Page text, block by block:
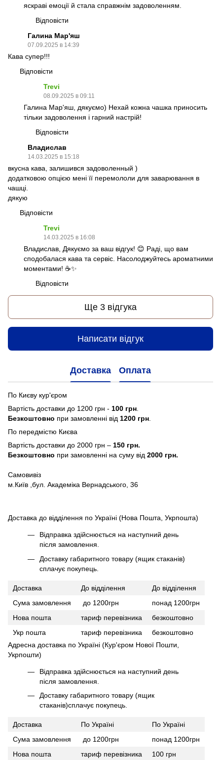
яскраві емоції й стала справжнім задоволенням.
Відповісти
Галина Мар'яш
07.09.2025 в 14:39
Кава супер!!!
Відповісти
Trevi
08.09.2025 в 09:11
Галина Мар'яш, дякуємо) Нехай кожна чашка приносить
тільки задоволення і гарний настрій!
Відповісти
Владислав
14.03.2025 в 15:18
вкусна кава, залишився задоволенный )
додатковою опцією мені її перемололи для заварювання в
чашці.
дякую
Відповісти
Trevi
14.03.2025 в 16:08
Владислав, Дякуємо за ваш відгук! 😊 Раді, що вам
сподобалася кава та сервіс. Насолоджуйтесь ароматними
моментами! ☕✨
Відповісти
Ще 3 відгука
Написати відгук
Доставка Оплата
По Києву кур'єром
Вартість доставки до 1200 грн - 100 грн.
Безкоштовно при замовленні від 1200 грн.
По передмістю Києва
Вартість доставки до 2000 грн – 150 грн.
Безкоштовно при замовленні на суму від 2000 грн.
Самовивіз
м.Київ ,бул. Академіка Вернадського, 36
Доставка до відділення по Україні (Нова Пошта, Укрпошта)
Відправка здійснюється на наступний день
після замовлення.
Доставку габаритного товару (ящик стаканів)
сплачує покупець.
Доставка До відділення
До відділення
Сума замовлення
до 1200грн
понад 1200грн
Нова пошта
тариф перевізника
безкоштовно
Укр пошта
тариф перевізника
безкоштовно
Адресна доставка по Україні (Кур'єром Нової Пошти,
Укрпошти)
Відправка здійснюється на наступний день
після замовлення.
Доставку габаритного товару (ящик
стаканів)сплачує покупець.
Доставка По Україні
По Україні
Сума замовлення
до 1200грн
понад 1200грн
Нова пошта
тариф перевізника
100 грн